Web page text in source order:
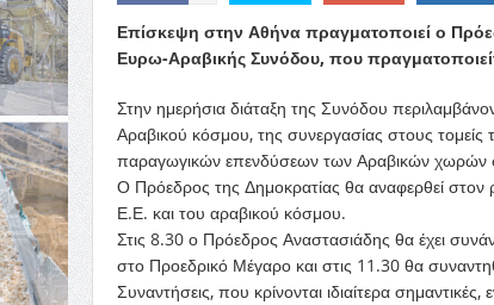
Επίσκεψη στην Αθήνα πραγματοποιεί ο
Ευρω-Αραβικής Συνόδου, που
Στην ημερήσια διάταξη της Συνόδου
Αραβικού κόσμου, της συνεργασίας στους τομείς
παραγωγικών επενδύσεων των Αραβικών χωρών
Ο Πρόεδρος της Δημοκρατίας θα αναφερθεί στον
Ε.Ε. και του αραβικού κόσμου.
Στις 8.30 ο Πρόεδρος Αναστασιάδης θα έχει
στο Προεδρικό Μέγαρο και στις 11.30 θα
Συναντήσεις, που κρίνονται ιδιαίτερα